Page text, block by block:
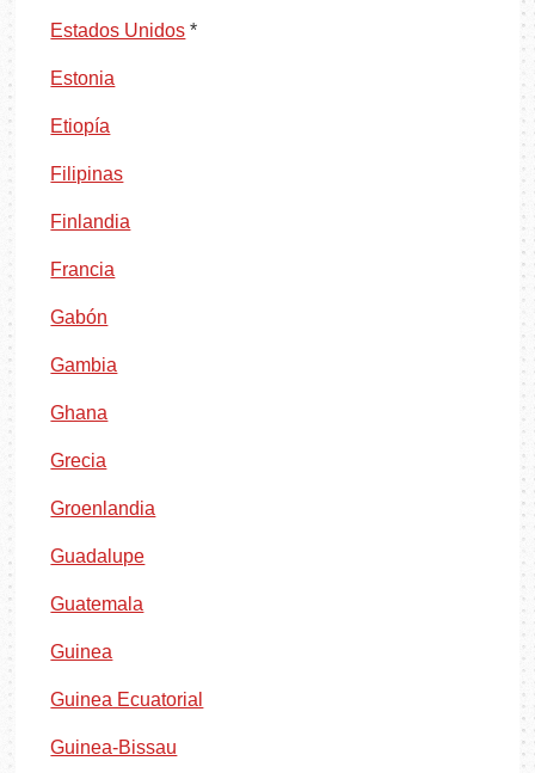
Estados Unidos *
Estonia
Etiopía
Filipinas
Finlandia
Francia
Gabón
Gambia
Ghana
Grecia
Groenlandia
Guadalupe
Guatemala
Guinea
Guinea Ecuatorial
Guinea-Bissau